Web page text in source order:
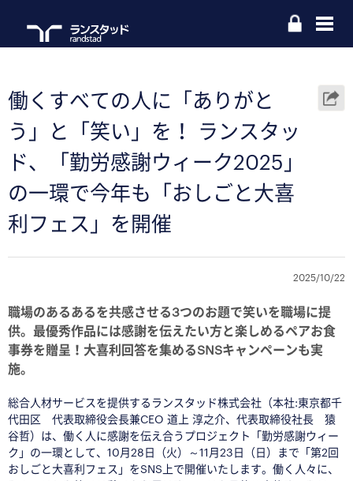
働くすべての人に「ありがと
う」と「笑い」を！ ランスタッ
ド、「勤労感謝ウィーク2025」
の一環で今年も「おしごと大喜
利フェス」を開催
2025/10/22
職場のあるあるを共感させる3つのお題で笑いを職場に提
供。最優秀作品には感謝を伝えたい方と楽しめるペアお食
事券を贈呈！大喜利回答を集めるSNSキャンペーンも実
施。
総合人材サービスを提供するランスタッド株式会社（本社:東京都千
代田区 代表取締役会長兼CEO 道上 淳之介、代表取締役社長 猿
谷哲）は、働く人に感謝を伝え合うプロジェクト「勤労感謝ウィー
ク」の一環として、10月28日（火）～11月23日（日）まで「第2回
おしごと大喜利フェス」をSNS上で開催いたします。働く人々に、